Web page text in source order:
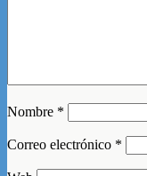
Nombre *
Correo electrónico *